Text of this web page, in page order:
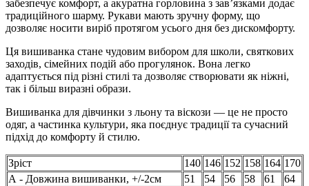
забезпечує комфорт, а акуратна горловина з зав’язками додає
традиційного шарму. Рукави мають зручну форму, що
дозволяє носити виріб протягом усього дня без дискомфорту.
Ця вишиванка стане чудовим вибором для школи, святкових
заходів, сімейних подій або прогулянок. Вона легко
адаптується під різні стилі та дозволяє створювати як ніжні,
так і більш виразні образи.
Вишиванка для дівчинки з льону та віскози — це не просто
одяг, а частинка культури, яка поєднує традиції та сучасний
підхід до комфорту й стилю.
Зріст 140 146 152 158 164 170
А - Довжина вишиванки, +/-2см
51 54 56 58 61
64